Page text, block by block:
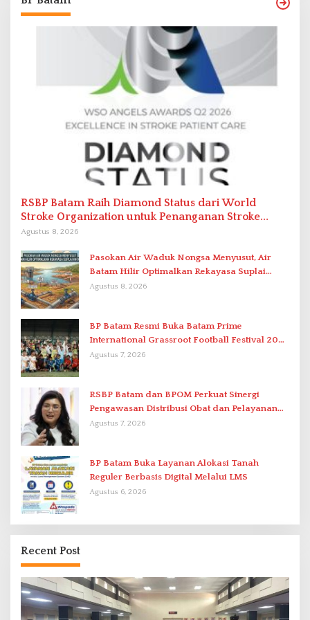
RSBP Batam Raih Diamond Status dari World
Stroke Organization untuk Penanganan Stroke
Berstandar Internasional
Agustus 8, 2026
Pasokan Air Waduk Nongsa Menyusut, Air
Batam Hilir Optimalkan Rekayasa Suplai
Antar-IPAM
Agustus 8, 2026
BP Batam Resmi Buka Batam Prime
International Grassroot Football Festival 2026
di Stadion Temenggung Abdul Jamal
Agustus 7, 2026
RSBP Batam dan BPOM Perkuat Sinergi
Pengawasan Distribusi Obat dan Pelayanan
Kefarmasian
Agustus 7, 2026
BP Batam Buka Layanan Alokasi Tanah
Reguler Berbasis Digital Melalui LMS
Agustus 6, 2026
Recent Post